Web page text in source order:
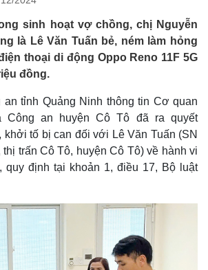
Việc làm
Biển đảo
sinh hoạt vợ chồng, chị Nguyễn
là Lê Văn Tuấn bẻ, ném làm hỏng
thoại di động Oppo Reno 11F 5G
đồng.
an tỉnh Quảng Ninh thông tin Cơ quan
Công an huyện Cô Tô đã ra quyết
khởi tố bị can đối với Lê Văn Tuấn (SN
thị trấn Cô Tô, huyện Cô Tô) về hành vi
quy định tại khoản 1, điều 17, Bộ luật